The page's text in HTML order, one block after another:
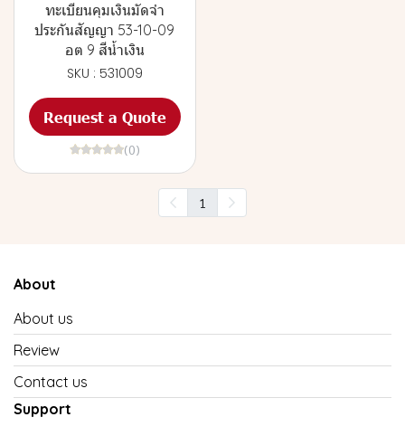
ทะเบียนคุมเงินมัดจำ
ประกันสัญญา 53-10-09
อต 9 สีน้ำเงิน
SKU : 531009
Request a Quote
(0)
1
About
About us
Review
Contact us
Support